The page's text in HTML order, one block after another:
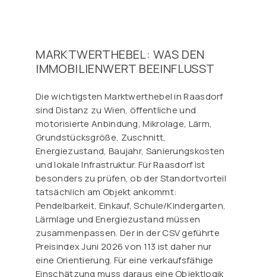
MARKTWERTHEBEL: WAS DEN
IMMOBILIENWERT BEEINFLUSST
Die wichtigsten Marktwerthebel in Raasdorf
sind Distanz zu Wien, öffentliche und
motorisierte Anbindung, Mikrolage, Lärm,
Grundstücksgröße, Zuschnitt,
Energiezustand, Baujahr, Sanierungskosten
und lokale Infrastruktur. Für Raasdorf ist
besonders zu prüfen, ob der Standortvorteil
tatsächlich am Objekt ankommt:
Pendelbarkeit, Einkauf, Schule/Kindergarten,
Lärmlage und Energiezustand müssen
zusammenpassen. Der in der CSV geführte
Preisindex Juni 2026 von 113 ist daher nur
eine Orientierung. Für eine verkaufsfähige
Einschätzung muss daraus eine Objektlogik